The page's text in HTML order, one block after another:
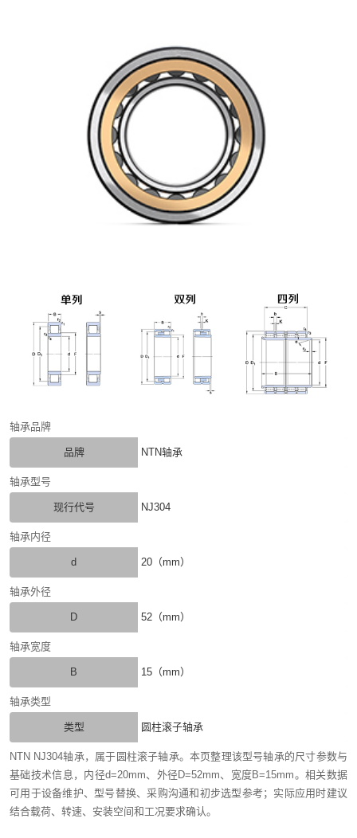
轴承品牌
品牌 NTN轴承
轴承型号
现行代号 NJ304
轴承内径
d 20（mm）
轴承外径
D 52（mm）
轴承宽度
B 15（mm）
轴承类型
类型 圆柱滚子轴承
NTN NJ304轴承，属于圆柱滚子轴承。本页整理该型号轴承的尺寸参数与
基础技术信息，内径d=20mm、外径D=52mm、宽度B=15mm。相关数据
可用于设备维护、型号替换、采购沟通和初步选型参考；实际应用时建议
结合载荷、转速、安装空间和工况要求确认。